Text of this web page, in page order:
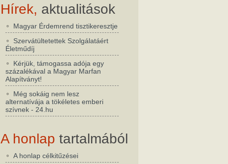
Hírek, aktualitások
Magyar Érdemrend tisztikeresztje
Szervátültetettek Szolgálatáért
Életműdíj
Kérjük, támogassa adója egy
százalékával a Magyar Marfan
Alapítványt!
Még sokáig nem lesz
alternatívája a tökéletes emberi
szívnek - 24.hu
A honlap tartalmából
A honlap célkitűzései